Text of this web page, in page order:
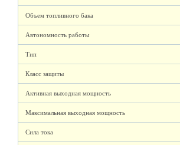
Объем топливного бака
Автономность работы
Тип
Класс защиты
Активная выходная мощность
Максимальная выходная мощность
Сила тока